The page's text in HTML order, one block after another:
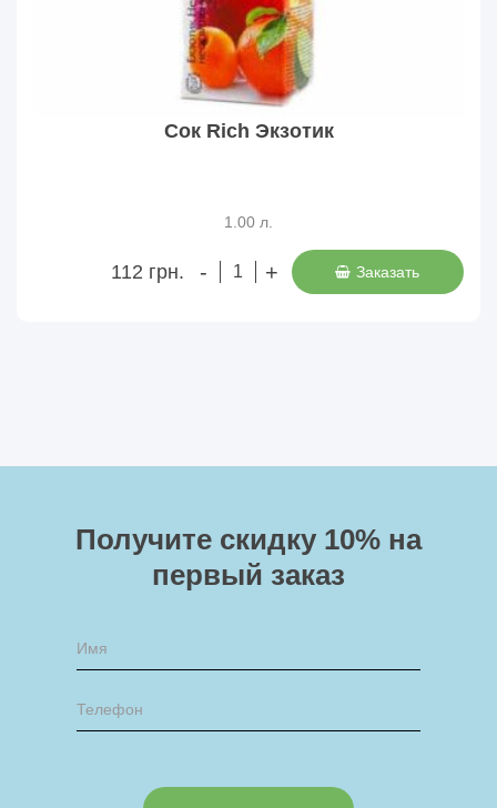
Сок Rich Экзотик
1.00 л.
112 грн. - + Заказать
Получите скидку 10% на
первый заказ